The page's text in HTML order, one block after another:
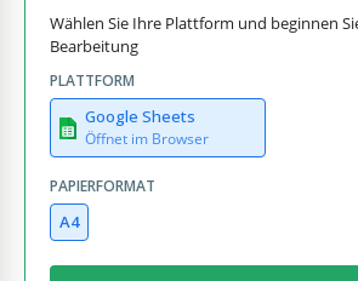
Wählen Sie Ihre Plattform und beginnen
Bearbeitung
PLATTFORM
Google Sheets
Öffnet im Browser
PAPIERFORMAT
A4